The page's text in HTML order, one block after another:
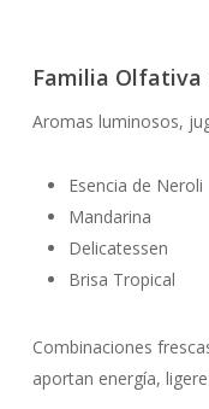
transforman el
Familia Olfativa
Aromas luminosos,
Esencia de Neroli
Mandarina
Delicatessen
Brisa Tropical
Combinaciones
aportan energía,